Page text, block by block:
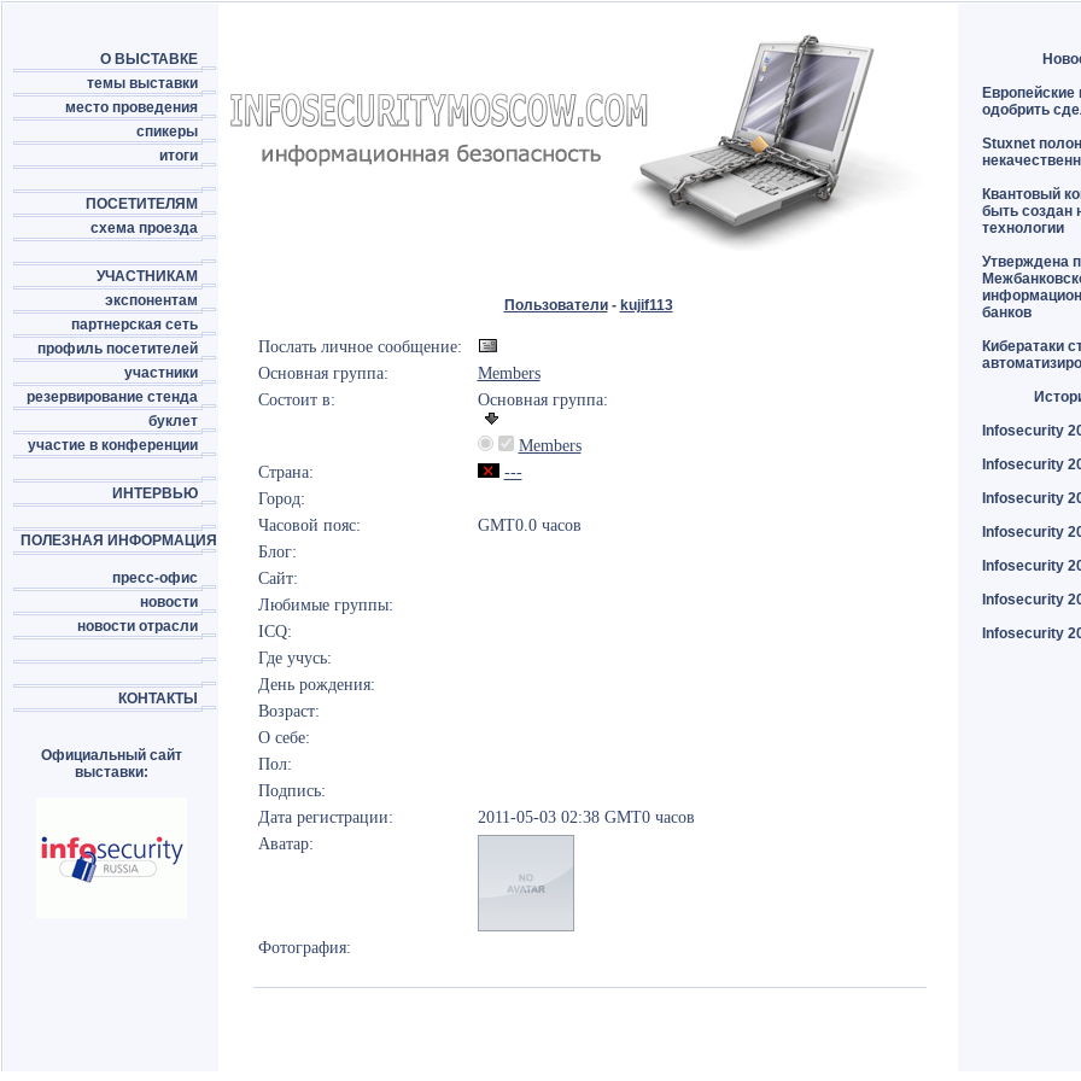
О ВЫСТАВКЕ
темы выставки
место проведения
спикеры
итоги
ПОСЕТИТЕЛЯМ
схема проезда
УЧАСТНИКАМ
экспонентам
партнерская сеть
профиль посетителей
участники
резервирование стенда
буклет
участие в конференции
ИНТЕРВЬЮ
ПОЛЕЗНАЯ ИНФОРМАЦИЯ
пресс-офис
новости
новости отрасли
КОНТАКТЫ
Официальный сайт
выставки:
Пользователи- kujif113
Послать личное сообщение:
Основная группа:
Members
Состоит в:
Основная группа:
Members
Страна:
---
Город:
Часовой пояс:
GMT0.0 часов
Блог:
Сайт:
Любимые группы:
ICQ:
Где учусь:
День рождения:
Возраст:
О себе:
Пол:
Подпись:
Дата регистрации:
2011-05-03 02:38 GMT0 часов
Аватар:
Фотография:
Европейские
одобрить
Stuxnet
Квантовый
быть создан
технологии
Утверждена
банков
Кибератаки
Infosecurity
Infosecurity
Infosecurity
Infosecurity
Infosecurity
Infosecurity
Infosecurity